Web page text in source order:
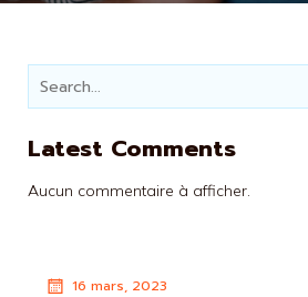
Latest Comments
Aucun commentaire à afficher.
16 mars, 2023